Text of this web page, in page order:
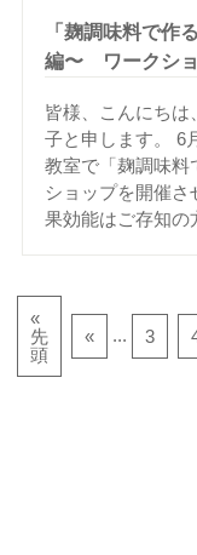
「麹調味料で
編〜 ワークシ
皆様、こんにちは
子と申します。 6
教室で「麹調味
ショップを開催さ
果効能はご存知の
«
先
頭
« ... 3